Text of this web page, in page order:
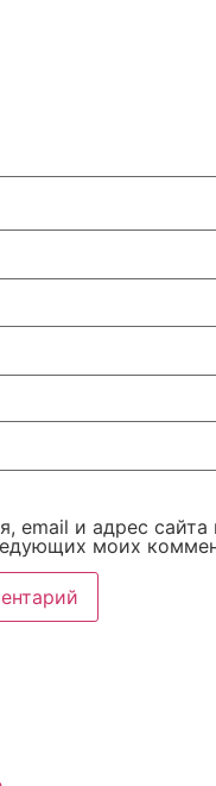
email и адрес сайта
моих